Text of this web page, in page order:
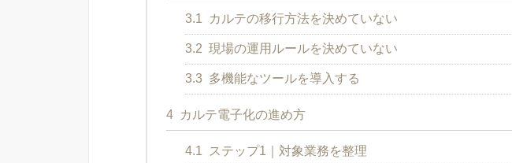
3.1 カルテの移行方法を決めていない
3.2 現場の運用ルールを決めていない
3.3 多機能なツールを導入する
4 カルテ電子化の進め方
4.1 ステップ1｜対象業務を整理